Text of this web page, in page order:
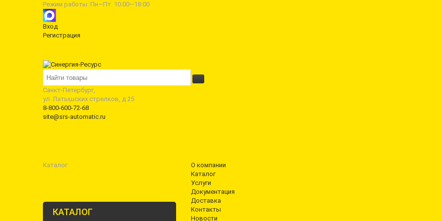
Режим работы: Пн—Пт: 10:00—18:00
Вход
Регистрация
Санкт-Петербург,
ул. Латышских стрелков, д 25
8-800-600-72-68
site@srs-automatic.ru
Каталог
О компании
Каталог
Услуги
Документация
Доставка
Контакты
Новости
КАТАЛОГ